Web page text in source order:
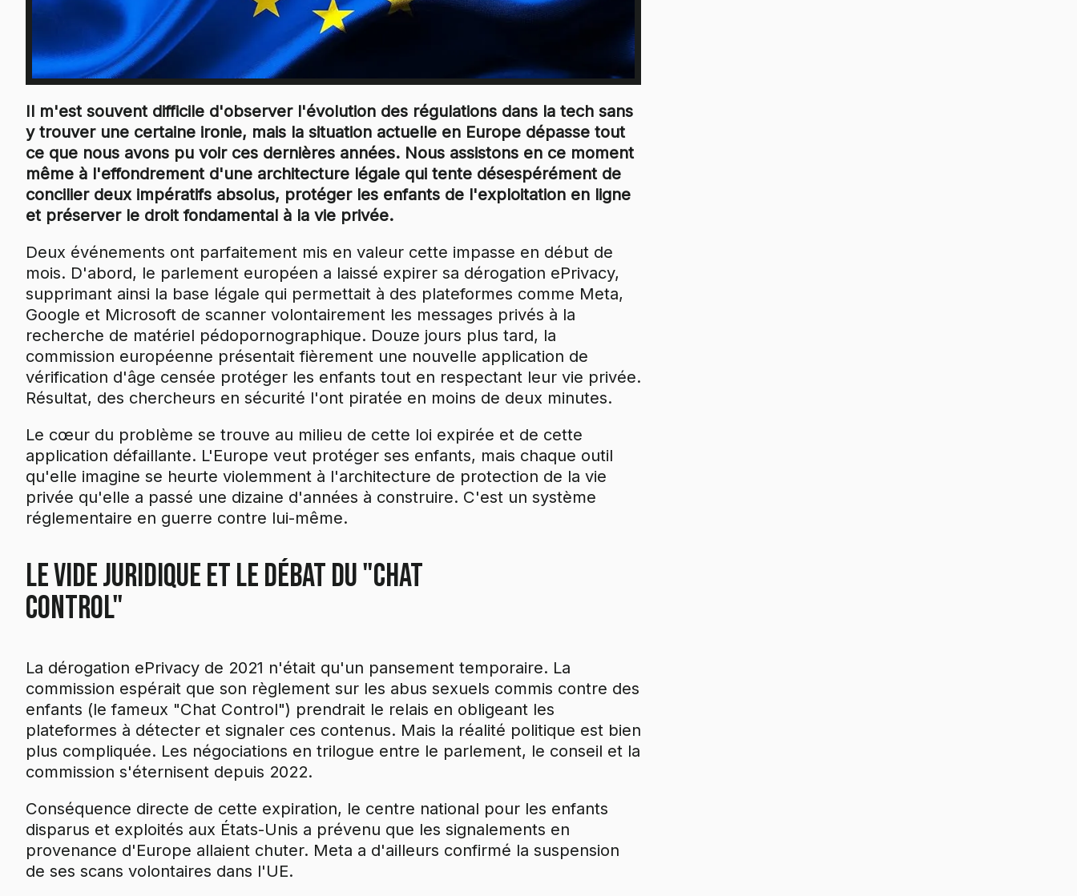
Il m'est souvent difficile d'observer l'évolution des régulations dans la tech sans
y trouver une certaine ironie, mais la situation actuelle en Europe dépasse tout
ce que nous avons pu voir ces dernières années. Nous assistons en ce moment
même à l'effondrement d'une architecture légale qui tente désespérément de
concilier deux impératifs absolus, protéger les enfants de l'exploitation en ligne
et préserver le droit fondamental à la vie privée.
Deux événements ont parfaitement mis en valeur cette impasse en début de
mois. D'abord, le parlement européen a laissé expirer sa dérogation ePrivacy,
supprimant ainsi la base légale qui permettait à des plateformes comme Meta,
Google et Microsoft de scanner volontairement les messages privés à la
recherche de matériel pédopornographique. Douze jours plus tard, la
commission européenne présentait fièrement une nouvelle application de
vérification d'âge censée protéger les enfants tout en respectant leur vie privée.
Résultat, des chercheurs en sécurité l'ont piratée en moins de deux minutes.
Le cœur du problème se trouve au milieu de cette loi expirée et de cette
application défaillante. L'Europe veut protéger ses enfants, mais chaque outil
qu'elle imagine se heurte violemment à l'architecture de protection de la vie
privée qu'elle a passé une dizaine d'années à construire. C'est un système
réglementaire en guerre contre lui-même.
Le vide juridique et le débat du "Chat
Control"
La dérogation ePrivacy de 2021 n'était qu'un pansement temporaire. La
commission espérait que son règlement sur les abus sexuels commis contre des
enfants (le fameux "Chat Control") prendrait le relais en obligeant les
plateformes à détecter et signaler ces contenus. Mais la réalité politique est bien
plus compliquée. Les négociations en trilogue entre le parlement, le conseil et la
commission s'éternisent depuis 2022.
Conséquence directe de cette expiration, le centre national pour les enfants
disparus et exploités aux États-Unis a prévenu que les signalements en
provenance d'Europe allaient chuter. Meta a d'ailleurs confirmé la suspension
de ses scans volontaires dans l'UE.